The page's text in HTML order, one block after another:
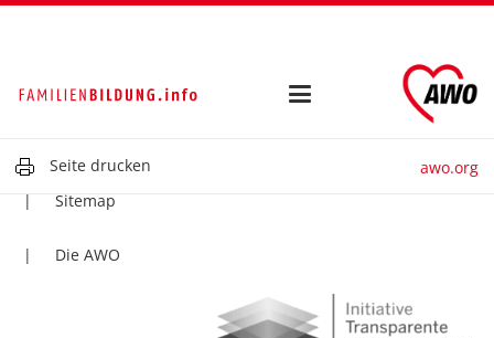
Seite drucken awo.org
Impressum
Sitemap
Die AWO